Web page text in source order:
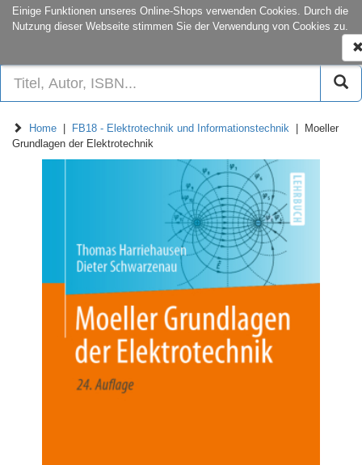
Einige Funktionen unseres Online-Shops verwenden Cookies. Durch die
Nutzung dieser Webseite stimmen Sie der Verwendung von Cookies zu.
onCampus:S1|03 +49 6151-16-
Home FB18 - Elektrotechnik und Informationstechnik | Moeller
Grundlagen der Elektrotechnik